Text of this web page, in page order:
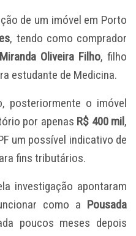
de um imóvel em Porto
, tendo como comprador
Oliveira Filho, filho
estudante de Medicina.
posteriormente o imóvel
por apenas R$ 400 mil,
um possível indicativo de
fins tributários.
investigação apontaram
como a Pousada
poucos meses depois